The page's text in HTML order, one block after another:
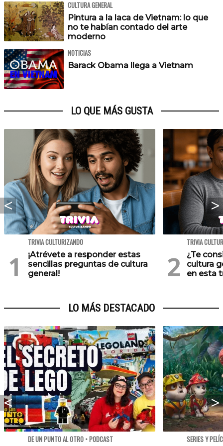
CULTURA GENERAL
Pintura a la laca de Vietnam: lo que
no te habían contado del arte
moderno
NOTICIAS
Barack Obama llega a Vietnam
LO QUE MÁS GUSTA
TRIVIA CULTURIZANDO
¡Atrévete a responder estas
sencillas preguntas de cultura
general!
TRIVIA
¿Te
cultura
en esta
LO MÁS DESTACADO
DE UN PUNTO AL OTRO • PODCAST SERIES Y